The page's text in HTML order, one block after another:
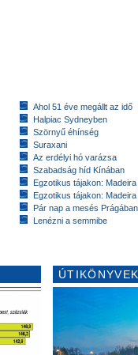
Ahol 51 éve megállt az idő
Halpiac Sydneyben
Szörnyű éhínség
Suraxani
Az erdélyi hó varázsa
Szabadság híd Kínában
Egzotikus tájakon:
Egzotikus tájakon:
Pár nap a mesés Prágában
Lenézni a semmibe